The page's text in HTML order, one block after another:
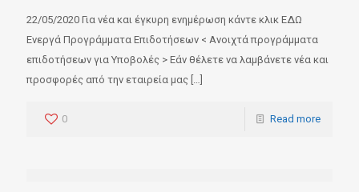
22/05/2020 Για νέα και έγκυρη ενημέρωση κάντε κλικ ΕΔΩ
Ενεργά Προγράμματα Επιδοτήσεων < Ανοιχτά προγράμματα
επιδοτήσεων για Υποβολές > Εάν θέλετε να λαμβάνετε νέα και
προσφορές από την εταιρεία μας […]
0 Read more